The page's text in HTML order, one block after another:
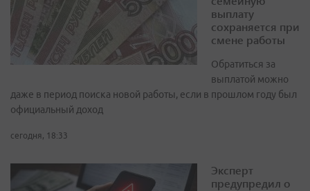
выплату
сохраняется при
смене работы
Обратиться за
выплатой можно
даже в период поиска новой работы, если в прошлом году был
официальный доход
сегодня, 18:33
Эксперт
предупредил о